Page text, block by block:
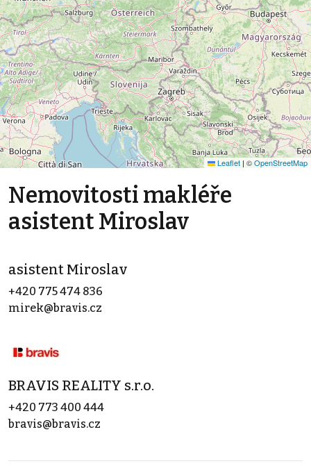
Leaflet | ©OpenStreetMap
Nemovitosti makléře
asistent Miroslav
asistent Miroslav
+420 775 474 836
mirek@bravis.cz
BRAVIS REALITY s.r.o.
+420 773 400 444
bravis@bravis.cz